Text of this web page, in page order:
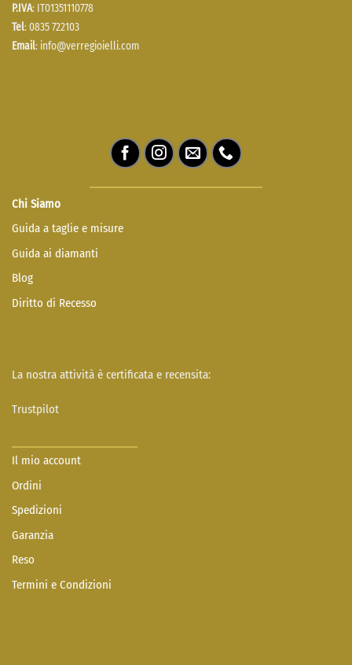
P.IVA: IT01351110778
Tel: 0835 722103
Email: info@verregioielli.com
Chi Siamo
Guida a taglie e misure
Guida ai diamanti
Blog
Diritto di Recesso
La nostra attività è certificata e recensita:
Trustpilot
Il mio account
Ordini
Spedizioni
Garanzia
Reso
Termini e Condizioni